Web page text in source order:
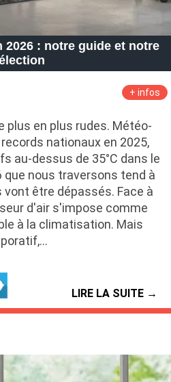
: notre guide et notre
+ infos
plus en plus rudes. Météo-
nationaux en 2025,
au-dessus de 35°C dans le
que nous traversons tend à
être dépassés. Face à
d'air s'impose comme
à la climatisation. Mais
LIRE LA SUITE →